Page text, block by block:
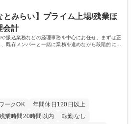
短大 専修学校 高校 語学力： 資格：
みらい】プライム上場/残業ほ
会計
振込業務などの経理事務を中心にお任せ。まずは正
既存メンバーと一緒に業務を進めながら段階的に経
ークOK
年間休日120日以上
業時間20時間以内
転勤なし